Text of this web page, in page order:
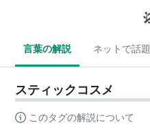
言葉の解説 ネットで話題
スティックコスメ
このタグの解説について